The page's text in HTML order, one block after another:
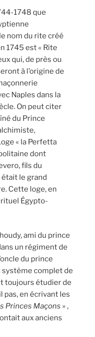
1748 que
nom du rite créé
1745 est « Rite
qui, de près ou
à l’origine de
Naples dans la
On peut citer
du Prince
« la Perfetta
dont
fils du
était le grand
Cette loge, en
Égypto-
ami du prince
un régiment de
du prince
système complet de
toujours étudier de
pas, en écrivant les
Princes Maçons » ,
aux anciens